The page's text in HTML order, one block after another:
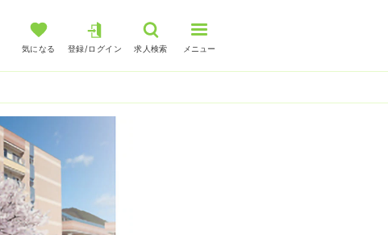
気になる 登録/ログイン 求人検索 メニュー